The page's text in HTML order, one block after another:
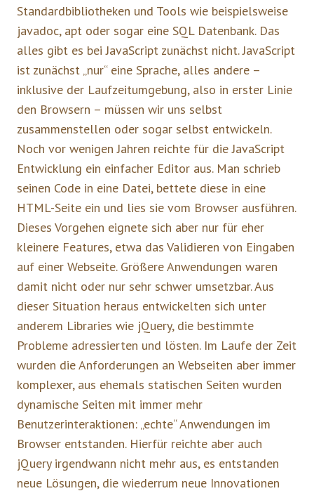
Standardbibliotheken und Tools wie beispielsweise
javadoc, apt oder sogar eine SQL Datenbank. Das
alles gibt es bei JavaScript zunächst nicht. JavaScript
ist zunächst „nur“ eine Sprache, alles andere –
inklusive der Laufzeitumgebung, also in erster Linie
den Browsern – müssen wir uns selbst
zusammenstellen oder sogar selbst entwickeln.
Noch vor wenigen Jahren reichte für die JavaScript
Entwicklung ein einfacher Editor aus. Man schrieb
seinen Code in eine Datei, bettete diese in eine
HTML-Seite ein und lies sie vom Browser ausführen.
Dieses Vorgehen eignete sich aber nur für eher
kleinere Features, etwa das Validieren von Eingaben
auf einer Webseite. Größere Anwendungen waren
damit nicht oder nur sehr schwer umsetzbar. Aus
dieser Situation heraus entwickelten sich unter
anderem Libraries wie jQuery, die bestimmte
Probleme adressierten und lösten. Im Laufe der Zeit
wurden die Anforderungen an Webseiten aber immer
komplexer, aus ehemals statischen Seiten wurden
dynamische Seiten mit immer mehr
Benutzerinteraktionen: „echte“ Anwendungen im
Browser entstanden. Hierfür reichte aber auch
jQuery irgendwann nicht mehr aus, es entstanden
neue Lösungen, die wiederrum neue Innovationen